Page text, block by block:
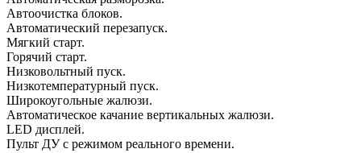
Автоочистка блоков.
Автоматический перезапуск.
Мягкий старт.
Горячий старт.
Низковольтный пуск.
Низкотемпературный пуск.
Широкоугольные жалюзи.
Автоматическое качание вертикальных жалюзи.
LED дисплей.
Пульт ДУ с режимом реального времени.